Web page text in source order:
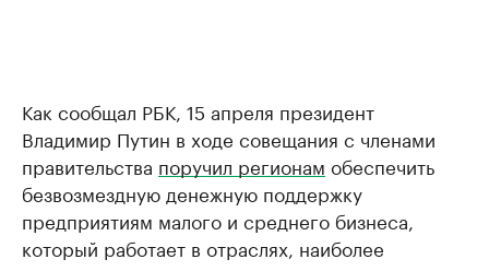
Как сообщал РБК, 15 апреля президент
Владимир Путин в ходе совещания с членами
правительства поручил регионам обеспечить
безвозмездную денежную поддержку
предприятиям малого и среднего бизнеса,
который работает в отраслях, наиболее